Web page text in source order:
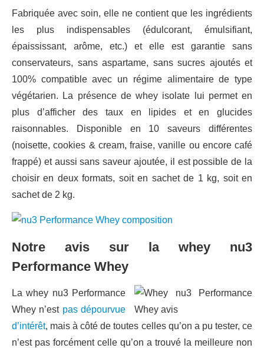
Fabriquée avec soin, elle ne contient que les ingrédients
les plus indispensables (édulcorant, émulsifiant,
épaississant, arôme, etc.) et elle est garantie sans
conservateurs, sans aspartame, sans sucres ajoutés et
100% compatible avec un régime alimentaire de type
végétarien. La présence de whey isolate lui permet en
plus d’afficher des taux en lipides et en glucides
raisonnables. Disponible en 10 saveurs différentes
(noisette, cookies & cream, fraise, vanille ou encore café
frappé) et aussi sans saveur ajoutée, il est possible de la
choisir en deux formats, soit en sachet de 1 kg, soit en
sachet de 2 kg.
Notre avis sur la whey nu3
Performance Whey
La whey nu3 Performance
Whey n’est pas dépourvue
d’intérêt, mais à côté de toutes celles qu’on a pu tester, ce
n’est pas forcément celle qu’on a trouvé la meilleure non